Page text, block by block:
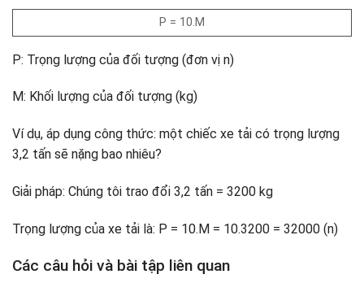
P = 10.M
P: Trọng lượng của đối tượng (đơn vị n)
M: Khối lượng của đối tượng (kg)
Ví dụ, áp dụng công thức: một chiếc xe tải có trọng lượng
3,2 tấn sẽ nặng bao nhiêu?
Giải pháp: Chúng tôi trao đổi 3,2 tấn = 3200 kg
Trọng lượng của xe tải là: P = 10.M = 10.3200 = 32000 (n)
Các câu hỏi và bài tập liên quan